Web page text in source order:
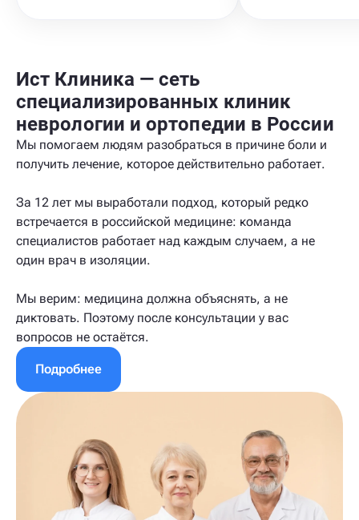
Ист Клиника — сеть
специализированных клиник
неврологии и ортопедии в России
Мы помогаем людям разобраться в причине боли и
получить лечение, которое действительно работает.
За 12 лет мы выработали подход, который редко
встречается в российской медицине: команда
специалистов работает над каждым случаем, а не
один врач в изоляции.
Мы верим: медицина должна объяснять, а не
диктовать. Поэтому после консультации у вас
вопросов не остаётся.
Подробнее